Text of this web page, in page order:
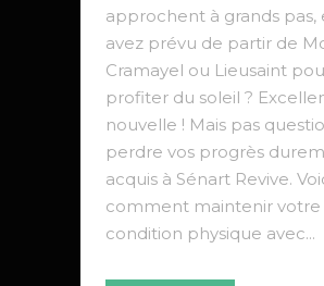
approchent à grands pas,
avez prévu de partir de
Cramayel ou Lieusaint
profiter du soleil ?
nouvelle ! Mais pas
perdre vos progrès
acquis à Sénart Revive.
comment maintenir votre
condition physique avec...